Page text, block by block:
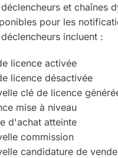
et chaînes
pour les
incluent :
licence activée
licence désactivée
clé de licence
mise à niveau
d'achat atteinte
commission
candidature de